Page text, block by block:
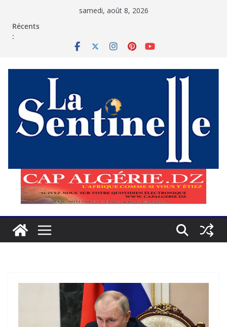
samedi, août 8, 2026
Récents
: